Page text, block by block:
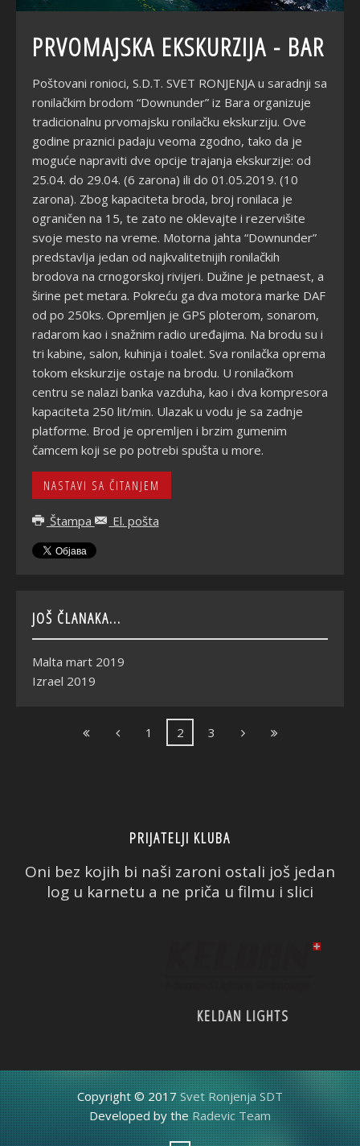
PRVOMAJSKA EKSKURZIJA - BAR
Poštovani ronioci, S.D.T. SVET RONJENJA u saradnji sa
ronilačkim brodom “Downunder” iz Bara organizuje
tradicionalnu prvomajsku ronilačku ekskurziju. Ove
godine praznici padaju veoma zgodno, tako da je
moguće napraviti dve opcije trajanja ekskurzije: od
25.04. do 29.04. (6 zarona) ili do 01.05.2019. (10
zarona). Zbog kapaciteta broda, broj ronilaca je
ograničen na 15, te zato ne oklevajte i rezervišite
svoje mesto na vreme. Motorna jahta “Downunder”
predstavlja jedan od najkvalitetnijih ronilačkih
brodova na crnogorskoj rivijeri. Dužine je petnaest, a
širine pet metara. Pokreću ga dva motora marke DAF
od po 250ks. Opremljen je GPS ploterom, sonarom,
radarom kao i snažnim radio uređajima. Na brodu su i
tri kabine, salon, kuhinja i toalet. Sva ronilačka oprema
tokom ekskurzije ostaje na brodu. U ronilačkom
centru se nalazi banka vazduha, kao i dva kompresora
kapaciteta 250 lit/min. Ulazak u vodu je sa zadnje
platforme. Brod je opremljen i brzim gumenim
čamcem koji se po potrebi spušta u more.
NASTAVI SA ČITANJEM
Štampa El. pošta
JOŠ ČLANAKA...
Malta mart 2019
Izrael 2019
1 2 3
PRIJATELJI KLUBA
Oni bez kojih bi naši zaroni ostali još jedan
log u karnetu a ne priča u filmu i slici
Copyright © 2017Svet Ronjenja SDT
Developed by theRadevic Team